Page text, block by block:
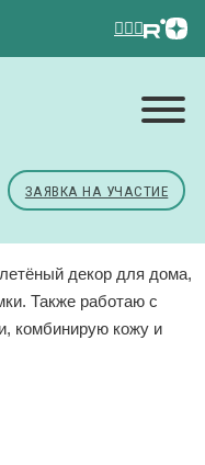
ЗАЯВКА НА УЧАСТИЕ
декор для дома,
Также работаю с
комбинирую кожу и